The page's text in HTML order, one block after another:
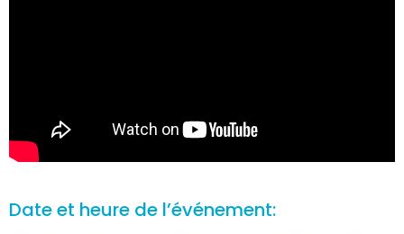
Date et heure de l’événement: